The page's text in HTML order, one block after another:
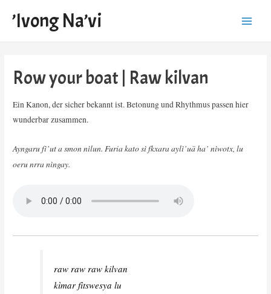
’Ivong Na’vi
Row your boat | Raw kilvan
Ein Kanon, der sicher bekannt ist. Betonung und Rhythmus passen hier
wunderbar zusammen.
Ayngaru fì’ut a smon nìlun. Furia kato sì fkxara aylì’uä ha’ nìwotx, lu
oeru nrra nìngay.
raw raw raw kilvan
kìmar fìtswesya lu